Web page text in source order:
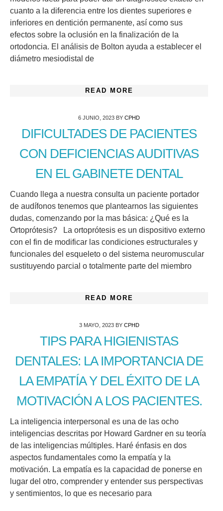
cuanto a la diferencia entre los dientes superiores e
inferiores en dentición permanente, así como sus
efectos sobre la oclusión en la finalización de la
ortodoncia. El análisis de Bolton ayuda a establecer el
diámetro mesiodistal de
READ MORE
6 JUNIO, 2023 BY CPHD
DIFICULTADES DE PACIENTES
CON DEFICIENCIAS AUDITIVAS
EN EL GABINETE DENTAL
Cuando llega a nuestra consulta un paciente portador
de audífonos tenemos que plantearnos las siguientes
dudas, comenzando por la mas básica: ¿Qué es la
Ortoprótesis? La ortoprótesis es un dispositivo externo
con el fin de modificar las condiciones estructurales y
funcionales del esqueleto o del sistema neuromuscular
sustituyendo parcial o totalmente parte del miembro
READ MORE
3 MAYO, 2023BY CPHD
TIPS PARA HIGIENISTAS
DENTALES: LA IMPORTANCIA DE
LA EMPATÍA Y DEL ÉXITO DE LA
MOTIVACIÓN A LOS PACIENTES.
La inteligencia interpersonal es una de las ocho
inteligencias descritas por Howard Gardner en su teoría
de las inteligencias múltiples. Haré énfasis en dos
aspectos fundamentales como la empatía y la
motivación. La empatía es la capacidad de ponerse en
lugar del otro, comprender y entender sus perspectivas
y sentimientos, lo que es necesario para